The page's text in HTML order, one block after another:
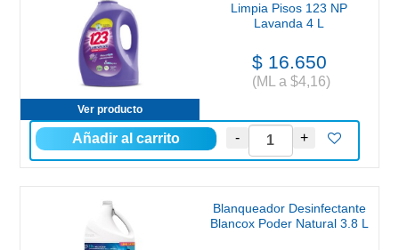
Ver producto
Limpia Pisos 123 NP
Lavanda 4 L
$ 16.650
(ML a $4,16)
Blanqueador Desinfectante
Blancox Poder Natural 3.8 L